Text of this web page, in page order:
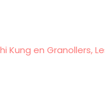
Kung en Granollers,